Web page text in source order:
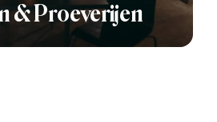
& Proeverijen